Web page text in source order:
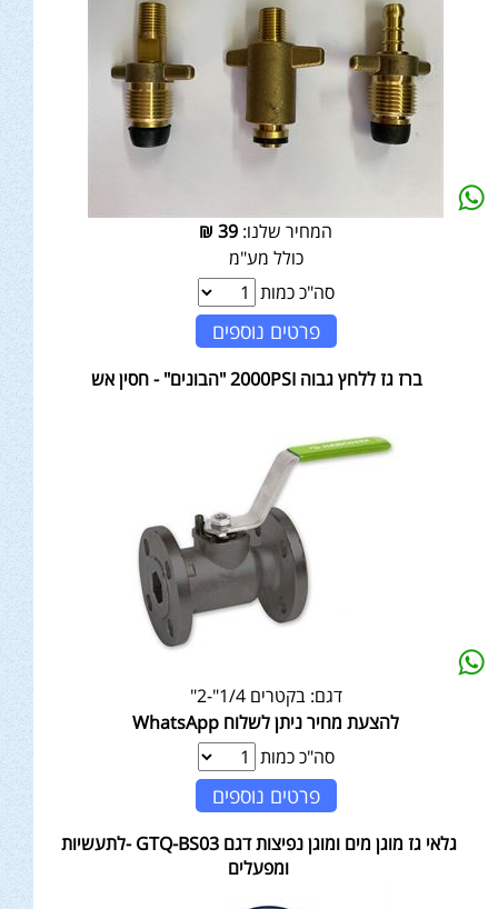
המחיר שלנו: 39
₪
כולל מע"מ
סה"כ כמות
פרטים נוספים
ברז גז ללחץ גבוה 2000PSI "הבונים" - חסין אש
דגם: בקטרים 1/4"-2"
להצעת מחיר ניתן לשלוח WhatsApp
סה"כ כמות
פרטים נוספים
גלאי גז מוגן מים ומוגן נפיצות דגם GTQ-BS03 -לתעשיות
ומפעלים